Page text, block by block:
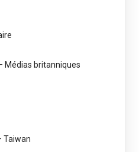
Médias britanniques
Taiwan